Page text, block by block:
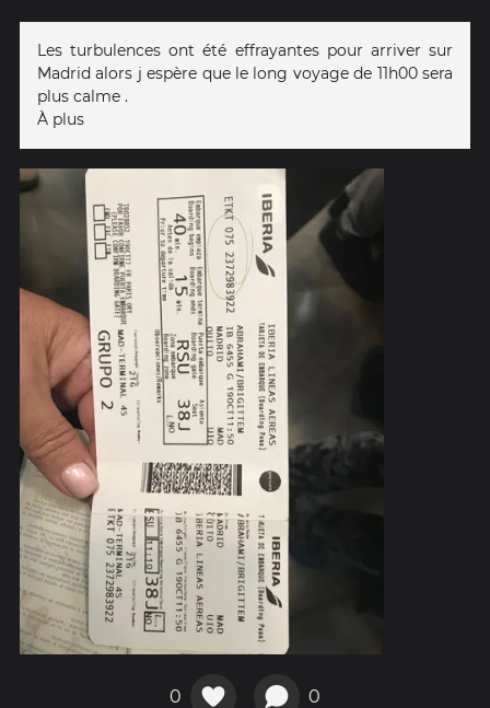
Les turbulences ont été effrayantes pour arriver sur
Madrid alors j espère que le long voyage de 11h00 sera
plus calme .
À plus
0 0